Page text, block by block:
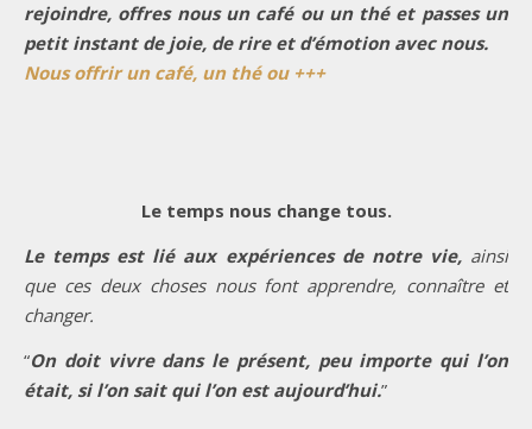
rejoindre, offres nous un café ou un thé et passes un
petit instant de joie, de rire et d’émotion avec nous.
Nous offrir un café, un thé ou +++
Le temps nous change tous.
Le temps est lié aux expériences de notre vie, ainsi
que ces deux choses nous font apprendre, connaître et
changer.
“On doit vivre dans le présent, peu importe qui l’on
était, si l’on sait qui l’on est aujourd’hui.”